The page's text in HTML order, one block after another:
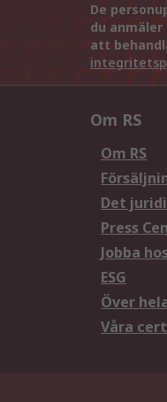
De
du
att
Om RS
Om RS
Det
Press
Jobba
ESG
Över
Våra